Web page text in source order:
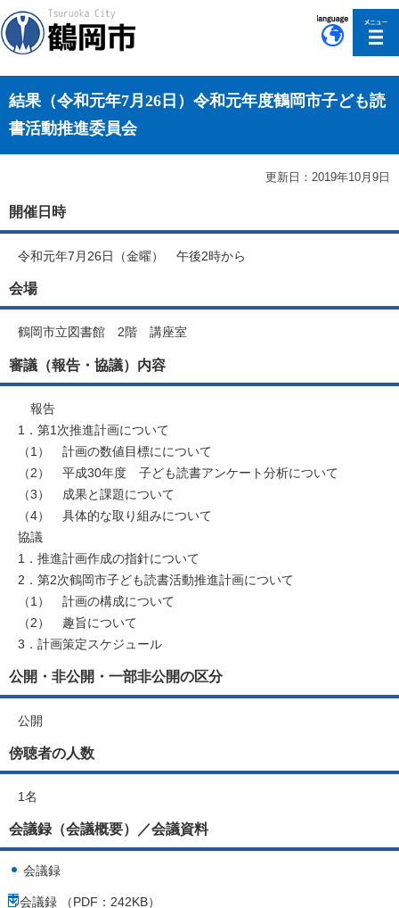
結果（令和元年7月26日）令和元年度鶴岡市子ども読
書活動推進委員会
更新日：2019年10月9日
開催日時
令和元年7月26日（金曜） 午後2時から
会場
鶴岡市立図書館 2階 講座室
審議（報告・協議）内容
報告
1．第1次推進計画について
（1） 計画の数値目標にについて
（2） 平成30年度 子ども読書アンケート分析について
（3） 成果と課題について
（4） 具体的な取り組みについて
協議
1．推進計画作成の指針について
2．第2次鶴岡市子ども読書活動推進計画について
（1） 計画の構成について
（2） 趣旨について
3．計画策定スケジュール
公開・非公開・一部非公開の区分
公開
傍聴者の人数
1名
会議録（会議概要）／会議資料
会議録
会議録 （PDF：242KB）